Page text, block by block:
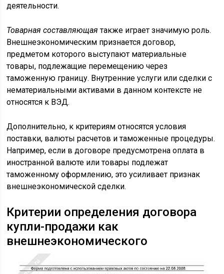
деятельности.
Товарная составляющая также играет значимую роль.
Внешнеэкономическим признается договор,
предметом которого выступают материальные
товары, подлежащие перемещению через
таможенную границу. Внутренние услуги или сделки с
нематериальными активами в данном контексте не
относятся к ВЭД.
Дополнительно, к критериям относятся условия
поставки, валюты расчетов и таможенные процедуры.
Например, если в договоре предусмотрена оплата в
иностранной валюте или товары подлежат
таможенному оформлению, это усиливает признак
внешнеэкономической сделки.
Критерии определения договора
купли-продажи как
внешнеэкономического